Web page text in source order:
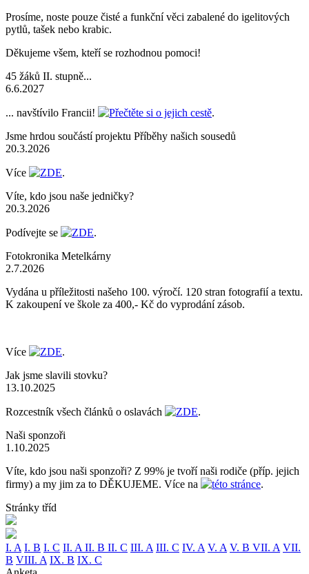
Prosíme, noste pouze čisté a funkční věci zabalené do igelitových
pytlů, tašek nebo krabic.
Děkujeme všem, kteří se rozhodnou pomoci!
45 žáků II. stupně...
6.6.2027
... navštívilo Francii! Přečtěte si o jejich cestě.
Jsme hrdou součástí projektu Příběhy našich sousedů
20.3.2026
Více ZDE.
Víte, kdo jsou naše jedničky?
20.3.2026
Podívejte se ZDE.
Fotokronika Metelkárny
2.7.2026
Vydána u příležitosti našeho 100. výročí. 120 stran fotografií a textu.
K zakoupení ve škole za 400,- Kč do vyprodání zásob.
Více ZDE.
Jak jsme slavili stovku?
13.10.2025
Rozcestník všech článků o oslavách ZDE.
Naši sponzoři
1.10.2025
Víte, kdo jsou naši sponzoři? Z 99% je tvoří naši rodiče (příp. jejich
firmy) a my jim za to DĚKUJEME. Více na
této stránce.
Stránky tříd
I. A I. B I. C II. A II. B II. C III. A III. C IV. A V. A V. B VII. A VII.
B VIII. A IX. B IX. C